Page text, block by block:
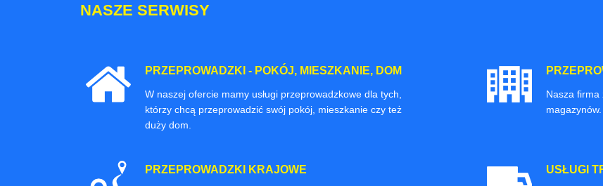
NASZE SERWISY
PRZEPROWADZKI - POKÓJ, MIESZKANIE, DOM
W naszej ofercie mamy usługi przeprowadzkowe dla tych,
którzy chcą przeprowadzić swój pokój, mieszkanie czy też
duży dom.
Nasza firma
magazynów.
PRZEPROWADZKI KRAJOWE USŁUGI